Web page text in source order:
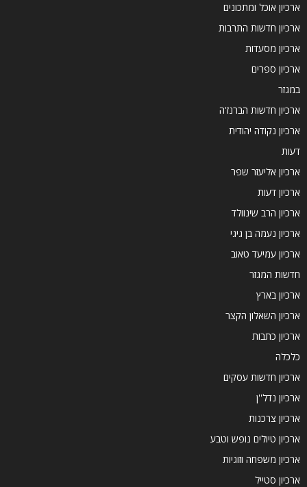
ארכיון אוכל ומתכונים
ארכיון חדשות התרבות
ארכיון מסעדות
ארכיון ספרים
במגזר
ארכיון חדשות הברנז'ה
ארכיון נקודה יהודית
דעות
ארכיון אליעזר שפר
ארכיון דעות
ארכיון הרב שינוולד
ארכיון נעמה בן גיגי
ארכיון עמיעד טאוב
חדשות המגזר
ארכיון בארץ
ארכיון השאלון הקצר
ארכיון כתבות
כלכלה
ארכיון חדשות עסקים
ארכיון נדל''ן
ארכיון צרכנות
ארכיון טיולים נופש וטבע
ארכיון משפחה וזוגיות
ארכיון סטייל